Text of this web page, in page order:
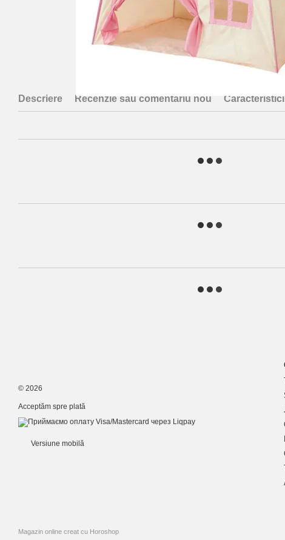
Descriere Recenzie sau comentariu nou Caracteristici
© 2026
Acceptăm spre plată
Versiune mobilă
Magazin online creat cu Horoshop